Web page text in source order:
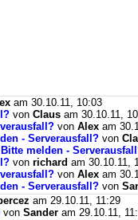
am 30.10.11, 10:03
von Claus am 30.10.11,
von Alex am
- Serverausfall? von
Bitte melden -
von richard am 30.10.11,
von Alex am
- Serverausfall? von
am 29.10.11, 11:29
von Sander am 29.10.11,